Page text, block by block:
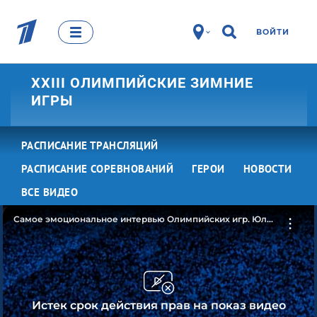
ВОЙТИ
XXIII ОЛИМПИЙСКИЕ ЗИМНИЕ
ИГРЫ
РАСПИСАНИЕ ТРАНСЛЯЦИЙ
РАСПИСАНИЕ СОРЕВНОВАНИЙ
ГЕРОИ
НОВОСТИ
ВСЕ ВИДЕО
Истек срок действия прав на показ видео
Самое эмоциональное интервью Олимпийских игр. Юлия
Белорукова о бронзовой медали